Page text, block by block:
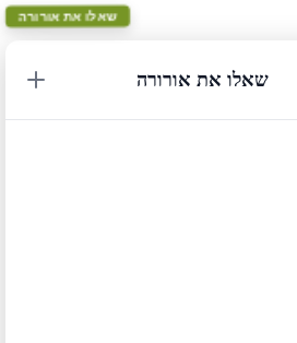
להתעוות כאשר יש במקום כבישים סגורים
בשל העובדה
שאלו את אורורה
שאלו את אורורה